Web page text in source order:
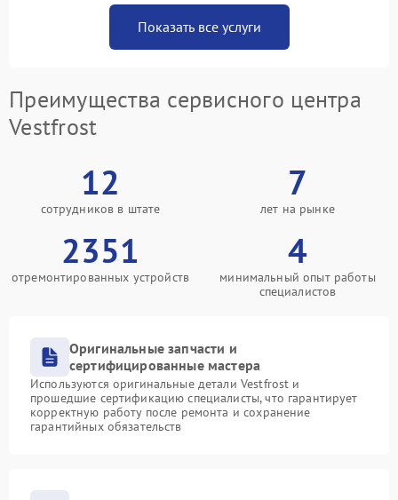
Показать все услуги
Преимущества сервисного центра
Vestfrost
12
сотрудников в штате
7
лет на рынке
2351
отремонтированных устройств
4
минимальный опыт работы
специалистов
Оригинальные запчасти и
сертифицированные мастера
Используются оригинальные детали Vestfrost и
прошедшие сертификацию специалисты, что гарантирует
корректную работу после ремонта и сохранение
гарантийных обязательств